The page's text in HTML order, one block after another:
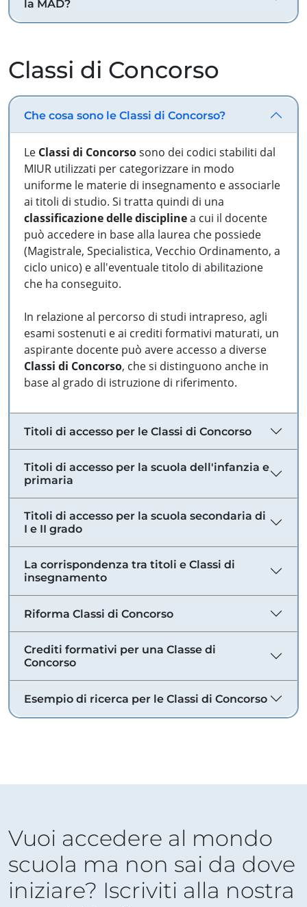
la MAD?
Classi di Concorso
Che cosa sono le Classi di Concorso?
Le Classi di Concorsosono dei codici stabiliti dal
MIUR utilizzati per categorizzare in modo
uniforme le materie di insegnamento e associarle
ai titoli di studio. Si tratta quindi di una
classificazione delle disciplinea cui il docente
può accedere in base alla laurea che possiede
(Magistrale, Specialistica, Vecchio Ordinamento, a
ciclo unico) e all'eventuale titolo di abilitazione
che ha conseguito.
In relazione al percorso di studi intrapreso, agli
esami sostenuti e ai crediti formativi maturati, un
aspirante docente può avere accesso a diverse
Classi di Concorso, che si distinguono anche in
base al grado di istruzione di riferimento.
Titoli di accesso per le Classi di Concorso
Titoli di accesso per la scuola dell'infanzia e
primaria
Titoli di accesso per la scuola secondaria di
I e II grado
La corrispondenza tra titoli e Classi di
insegnamento
Riforma Classi di Concorso
Crediti formativi per una Classe di
Concorso
Esempio di ricerca per le Classi di Concorso
Vuoi accedere al mondo
scuola ma non sai da dove
iniziare? Iscriviti alla nostra